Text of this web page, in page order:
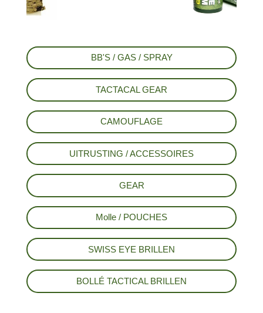
BB'S / GAS / SPRAY
TACTACAL GEAR
CAMOUFLAGE
UITRUSTING / ACCESSOIRES
GEAR
Molle / POUCHES
SWISS EYE BRILLEN
BOLLÉ TACTICAL BRILLEN